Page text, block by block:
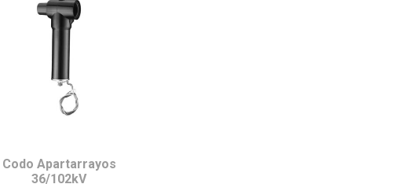
Codo Apartarrayos
36/102kV